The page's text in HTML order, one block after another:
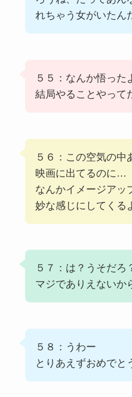
れちゃう女がいたん
５５：なんか悟った
結局やることやって
５６：この空気の中
映画に出てるのに…
なんかイメージアッ
妙な感じにしてくる
５７：は？うそだろ
マジでありえないか
５８：うわー
とりあえずおめでと